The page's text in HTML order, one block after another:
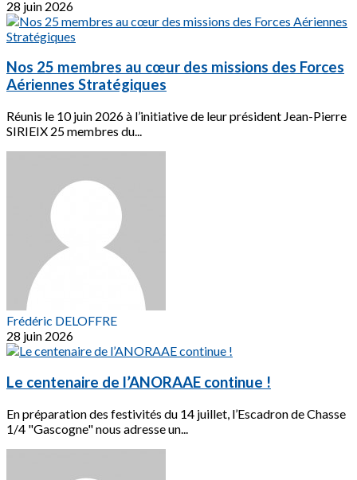
28 juin 2026
Nos 25 membres au cœur des missions des Forces
Aériennes Stratégiques
Réunis le 10 juin 2026 à l’initiative de leur président Jean-Pierre
SIRIEIX 25 membres du...
Frédéric DELOFFRE
28 juin 2026
Le centenaire de l’ANORAAE continue !
En préparation des festivités du 14 juillet, l’Escadron de Chasse
1/4 "Gascogne" nous adresse un...